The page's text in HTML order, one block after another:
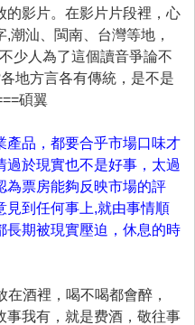
的影片。在影片片段裡，心
潮汕、閩南、台灣等地，
少人為了這個讀音爭論不
地方言各有傳統，是不是
碩翼
品，都要合乎市場口味才
於現實也不是好事，太過
為票房能夠反映市場的評
見到任何事上,就由事情順
長期被現實壓迫，休息的時
在酒裡，喝不喝都會醉，
事我有，就是费酒，敬往事